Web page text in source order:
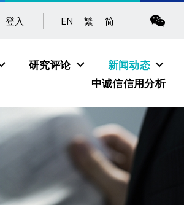
登入 EN 繁 简
研究评论
新闻动态
中诚信信用分析